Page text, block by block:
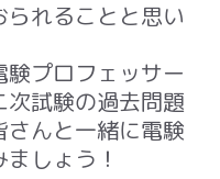
れることと思い
プロフェッサー
試験の過去問題
んと一緒に電験
しょう！